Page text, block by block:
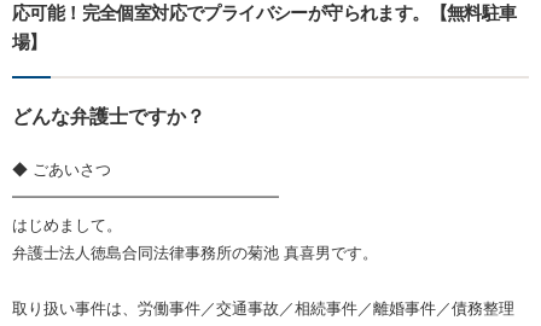
応可能！完全個室対応でプライバシーが守られます。【無料駐車
場】
どんな弁護士ですか？
◆ ごあいさつ
━━━━━━━━━━━━━━━━━
はじめまして。
弁護士法人徳島合同法律事務所の菊池 真喜男です。
取り扱い事件は、労働事件／交通事故／相続事件／離婚事件／債務整理